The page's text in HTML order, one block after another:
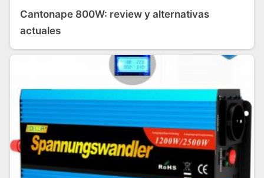
Cantonape 800W: review y alternativas
actuales